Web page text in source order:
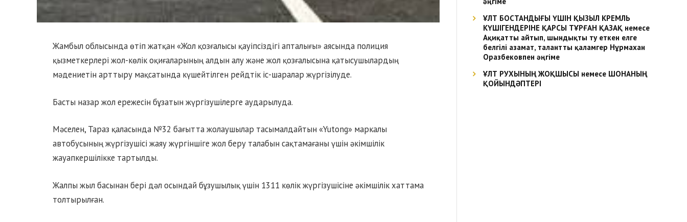
Жамбыл облысында өтіп жатқан «Жол қозғалысы қауіпсіздігі апталығы» аясында полиция
қызметкерлері жол-көлік оқиғаларының алдын алу және жол қозғалысына қатысушылардың
мәдениетін арттыру мақсатында күшейтілген рейдтік іс-шаралар жүргізілуде.
Басты назар жол ережесін бұзатын жүргізушілерге аударылуда.
Мәселен, Тараз қаласында №32 бағытта жолаушылар тасымалдайтын «Yutong» маркалы
автобусының жүргізушісі жаяу жүргіншіге жол беру талабын сақтамағаны үшін әкімшілік
жауапкершілікке тартылды.
Жалпы жыл басынан бері дәл осындай бұзушылық үшін 1311 көлік жүргізушісіне әкімшілік хаттама
толтырылған.
ҰЛТ БОСТАНДЫҒЫ ҮШІН ҚЫЗЫЛ КРЕМЛЬ
КҮШІГЕНДЕРІНЕ ҚАРСЫ ТҰРҒАН ҚАЗАҚ немесе
Ақиқатты айтып, шындықты ту еткен елге
белгілі азамат, талантты қаламгер Нұрмахан
Оразбековпен әңгіме
ҰЛТ РУХЫНЫҢ ЖОҚШЫСЫ немесе ШОНАНЫҢ
ҚОЙЫНДӘПТЕРІ